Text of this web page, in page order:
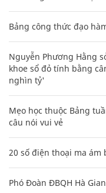
Bảng công thức đạo
Nguyễn Phương Hằng
khoe sổ đỏ tính bằng
nghìn tỷ'
Mẹo học thuộc Bảng
câu nói vui vẻ
20 số điện thoại ma
Phó Đoàn ĐBQH Hà